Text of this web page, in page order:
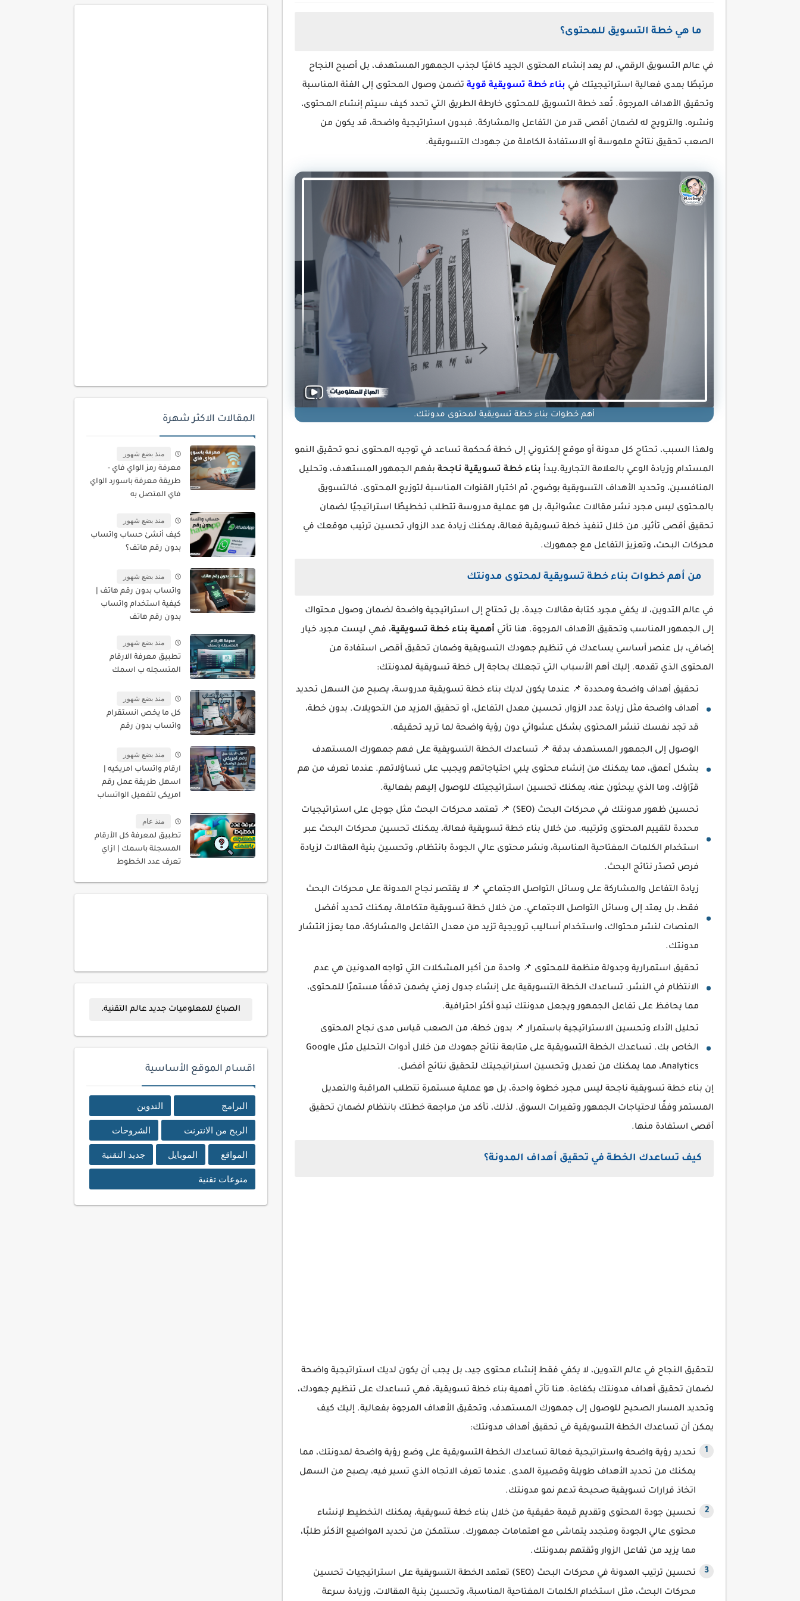
ما هي خطة التسويق للمحتوى؟
في عالم التسويق الرقمي، لم يعد إنشاء المحتوى الجيد كافيًا لجذب الجمهور المستهدف، بل أصبح النجاح
مرتبطًا بمدى فعالية استراتيجيتك في بناء خطة تسويقية قوية تضمن وصول المحتوى إلى الفئة المناسبة
وتحقيق الأهداف المرجوة. تُعد خطة التسويق للمحتوى خارطة الطريق التي تحدد كيف سيتم إنشاء المحتوى،
ونشره، والترويج له لضمان أقصى قدر من التفاعل والمشاركة. فبدون استراتيجية واضحة، قد يكون من
الصعب تحقيق نتائج ملموسة أو الاستفادة الكاملة من جهودك التسويقية.
أهم خطوات بناء خطة تسويقية لمحتوى مدونتك.
ولهذا السبب، تحتاج كل مدونة أو موقع إلكتروني إلى خطة مُحكمة تساعد في توجيه المحتوى نحو تحقيق النمو
المستدام وزيادة الوعي بالعلامة التجارية.يبدأ بناء خطة تسويقية ناجحة بفهم الجمهور المستهدف، وتحليل
المنافسين، وتحديد الأهداف التسويقية بوضوح، ثم اختيار القنوات المناسبة لتوزيع المحتوى. فالتسويق
بالمحتوى ليس مجرد نشر مقالات عشوائية، بل هو عملية مدروسة تتطلب تخطيطًا استراتيجيًا لضمان
تحقيق أقصى تأثير. من خلال تنفيذ خطة تسويقية فعالة، يمكنك زيادة عدد الزوار، تحسين ترتيب موقعك في
محركات البحث، وتعزيز التفاعل مع جمهورك.
من أهم خطوات بناء خطة تسويقية لمحتوى مدونتك
في عالم التدوين، لا يكفي مجرد كتابة مقالات جيدة، بل تحتاج إلى استراتيجية واضحة لضمان وصول محتواك
إلى الجمهور المناسب وتحقيق الأهداف المرجوة. هنا تأتي أهمية بناء خطة تسويقية، فهي ليست مجرد خيار
إضافي، بل عنصر أساسي يساعدك في تنظيم جهودك التسويقية وضمان تحقيق أقصى استفادة من
المحتوى الذي تقدمه. إليك أهم الأسباب التي تجعلك بحاجة إلى خطة تسويقية لمدونتك:
تحقيق أهداف واضحة ومحددة 📌 عندما يكون لديك بناء خطة تسويقية مدروسة، يصبح من السهل تحديد
أهداف واضحة مثل زيادة عدد الزوار، تحسين معدل التفاعل، أو تحقيق المزيد من التحويلات. بدون خطة،
قد تجد نفسك تنشر المحتوى بشكل عشوائي دون رؤية واضحة لما تريد تحقيقه.
الوصول إلى الجمهور المستهدف بدقة 📌 تساعدك الخطة التسويقية على فهم جمهورك المستهدف
بشكل أعمق، مما يمكنك من إنشاء محتوى يلبي احتياجاتهم ويجيب على تساؤلاتهم. عندما تعرف من هم
قرّاؤك، وما الذي يبحثون عنه، يمكنك تحسين استراتيجيتك للوصول إليهم بفعالية.
تحسين ظهور مدونتك في محركات البحث (SEO) 📌 تعتمد محركات البحث مثل جوجل على استراتيجيات
محددة لتقييم المحتوى وترتيبه. من خلال بناء خطة تسويقية فعالة، يمكنك تحسين محركات البحث عبر
استخدام الكلمات المفتاحية المناسبة، ونشر محتوى عالي الجودة بانتظام، وتحسين بنية المقالات لزيادة
فرص تصدّر نتائج البحث.
زيادة التفاعل والمشاركة على وسائل التواصل الاجتماعي 📌 لا يقتصر نجاح المدونة على محركات البحث
فقط، بل يمتد إلى وسائل التواصل الاجتماعي. من خلال خطة تسويقية متكاملة، يمكنك تحديد أفضل
المنصات لنشر محتواك، واستخدام أساليب ترويجية تزيد من معدل التفاعل والمشاركة، مما يعزز انتشار
مدونتك.
تحقيق استمرارية وجدولة منظمة للمحتوى 📌 واحدة من أكبر المشكلات التي تواجه المدونين هي عدم
الانتظام في النشر. تساعدك الخطة التسويقية على إنشاء جدول زمني يضمن تدفقًا مستمرًا للمحتوى،
مما يحافظ على تفاعل الجمهور ويجعل مدونتك تبدو أكثر احترافية.
تحليل الأداء وتحسين الاستراتيجية باستمرار 📌 بدون خطة، من الصعب قياس مدى نجاح المحتوى
الخاص بك. تساعدك الخطة التسويقية على متابعة نتائج جهودك من خلال أدوات التحليل مثل Google
Analytics، مما يمكنك من تعديل وتحسين استراتيجيتك لتحقيق نتائج أفضل.
إن بناء خطة تسويقية ناجحة ليس مجرد خطوة واحدة، بل هو عملية مستمرة تتطلب المراقبة والتعديل
المستمر وفقًا لاحتياجات الجمهور وتغيرات السوق. لذلك، تأكد من مراجعة خطتك بانتظام لضمان تحقيق
أقصى استفادة منها.
كيف تساعدك الخطة في تحقيق أهداف المدونة؟
لتحقيق النجاح في عالم التدوين، لا يكفي فقط إنشاء محتوى جيد، بل يجب أن يكون لديك استراتيجية واضحة
لضمان تحقيق أهداف مدونتك بكفاءة. هنا تأتي أهمية بناء خطة تسويقية، فهي تساعدك على تنظيم جهودك،
وتحديد المسار الصحيح للوصول إلى جمهورك المستهدف، وتحقيق الأهداف المرجوة بفعالية. إليك كيف
يمكن أن تساعدك الخطة التسويقية في تحقيق أهداف مدونتك:
تحديد رؤية واضحة واستراتيجية فعالة تساعدك الخطة التسويقية على وضع رؤية واضحة لمدونتك، مما
يمكنك من تحديد الأهداف طويلة وقصيرة المدى. عندما تعرف الاتجاه الذي تسير فيه، يصبح من السهل
اتخاذ قرارات تسويقية صحيحة تدعم نمو مدونتك.
تحسين جودة المحتوى وتقديم قيمة حقيقية من خلال بناء خطة تسويقية، يمكنك التخطيط لإنشاء
محتوى عالي الجودة ومتجدد يتماشى مع اهتمامات جمهورك. ستتمكن من تحديد المواضيع الأكثر طلبًا،
مما يزيد من تفاعل الزوار وثقتهم بمدونتك.
تحسين ترتيب المدونة في محركات البحث (SEO) تعتمد الخطة التسويقية على استراتيجيات تحسين
محركات البحث، مثل استخدام الكلمات المفتاحية المناسبة، وتحسين بنية المقالات، وزيادة سرعة
المقالات الاكثر شهرة
منذ بضع شهور
معرفة رمز الواي فاي -
طريقة معرفة باسورد الواي
فاي المتصل به
منذ بضع شهور
كيف أنشئ حساب واتساب
بدون رقم هاتف؟
منذ بضع شهور
واتساب بدون رقم هاتف |
كيفية استخدام واتساب
بدون رقم هاتف
منذ بضع شهور
تطبيق معرفة الارقام
المتسجله ب اسمك
منذ بضع شهور
كل ما يخص انستقرام
واتساب بدون رقم
منذ بضع شهور
ارقام واتساب امريكيه |
اسهل طريقة عمل رقم
امريكى لتفعيل الواتساب
منذ عام
تطبيق لمعرفة كل الأرقام
المسجلة باسمك | ازاي
تعرف عدد الخطوط
الصباغ للمعلوميات جديد عالم التقنية.
اقسام الموقع الأساسية
البرامج التدوين
الربح من الانترنت الشروحات
المواقع الموبايل جديد التقنية
منوعات تقنية